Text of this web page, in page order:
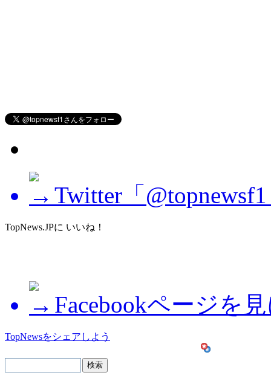
Twitter「
TopNews.JPに いいね！
Facebookページを
TopNewsをシェアしよう